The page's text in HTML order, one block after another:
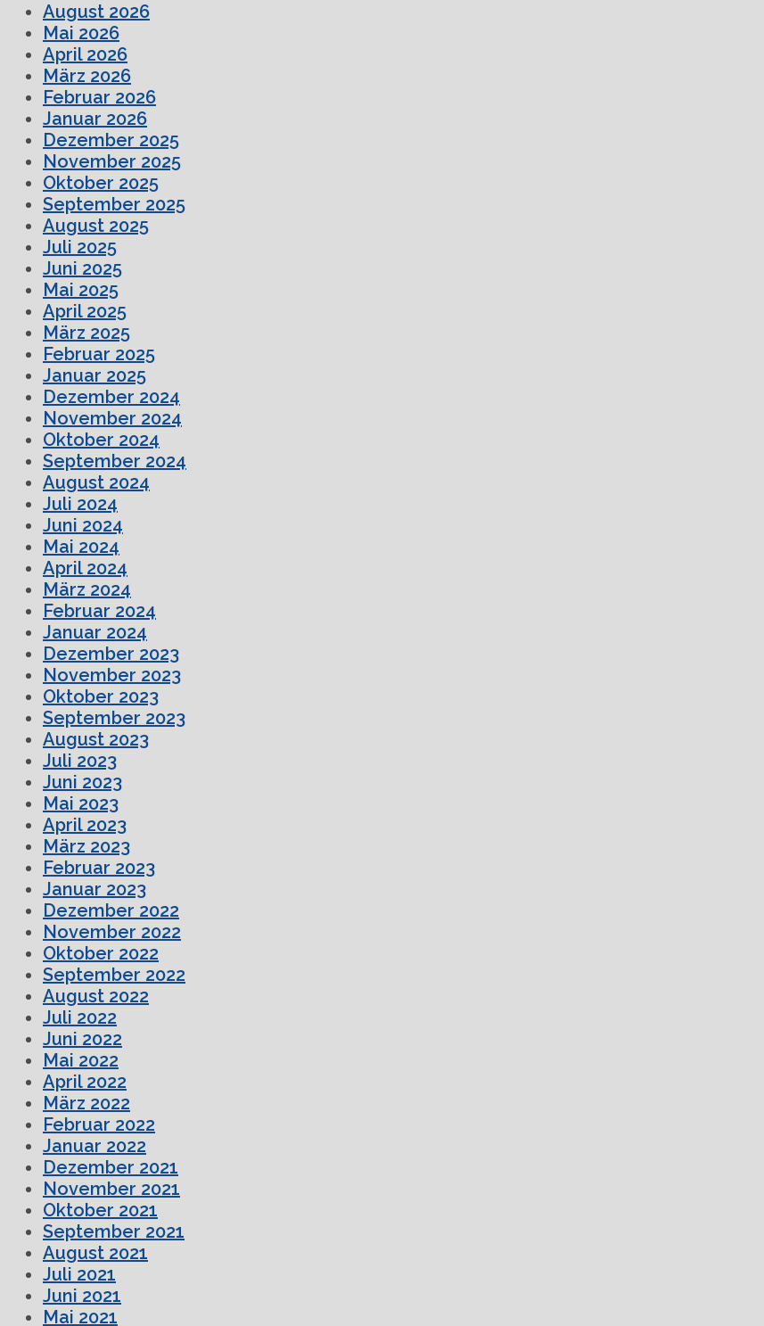
August 2026
Mai 2026
April 2026
März 2026
Februar 2026
Januar 2026
Dezember 2025
November 2025
Oktober 2025
September 2025
August 2025
Juli 2025
Juni 2025
Mai 2025
April 2025
März 2025
Februar 2025
Januar 2025
Dezember 2024
November 2024
Oktober 2024
September 2024
August 2024
Juli 2024
Juni 2024
Mai 2024
April 2024
März 2024
Februar 2024
Januar 2024
Dezember 2023
November 2023
Oktober 2023
September 2023
August 2023
Juli 2023
Juni 2023
Mai 2023
April 2023
März 2023
Februar 2023
Januar 2023
Dezember 2022
November 2022
Oktober 2022
September 2022
August 2022
Juli 2022
Juni 2022
Mai 2022
April 2022
März 2022
Februar 2022
Januar 2022
Dezember 2021
November 2021
Oktober 2021
September 2021
August 2021
Juli 2021
Juni 2021
Mai 2021